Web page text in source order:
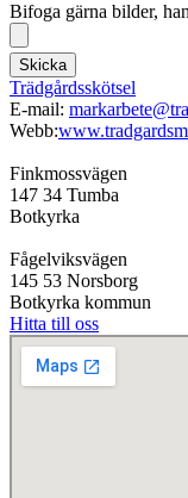
Bifoga gärna bilder,
Skicka
Trädgårdsskötsel
E-mail:
Webb:
Finkmossvägen
147 34 Tumba
Botkyrka
Fågelviksvägen
145 53 Norsborg
Botkyrka kommun
Hitta till oss